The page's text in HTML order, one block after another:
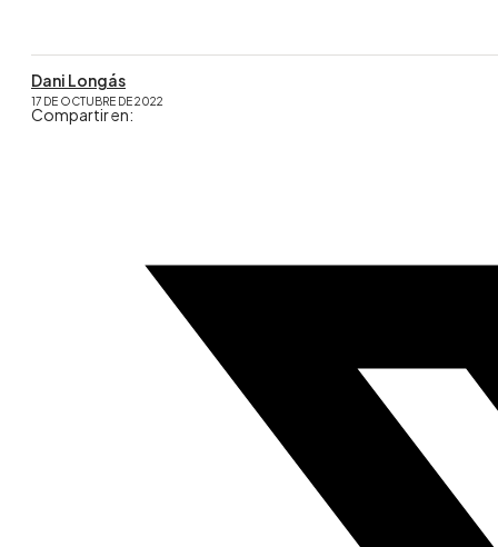
Dani Longás
17 DE OCTUBRE DE 2022
Compartir en: